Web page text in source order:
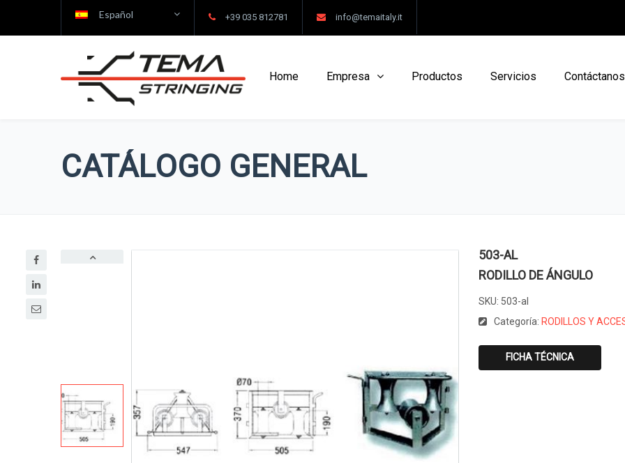
Español +39 035 812781 info@temaitaly.it
Home Empresa Productos Servicios Contáctanos
CATÁLOGO GENERAL
503-AL
RODILLO DE ÁNGULO
SKU: 503-al
Categoría: RODILLOS Y
FICHA TÉCNICA